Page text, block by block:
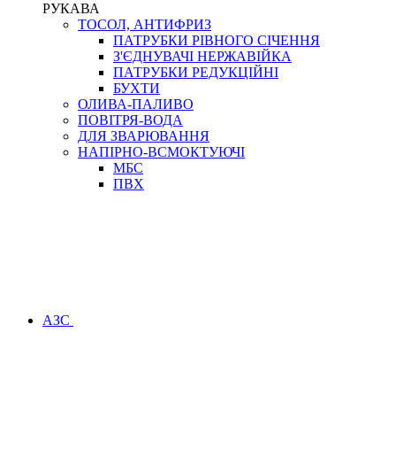
РУКАВА
ТОСОЛ, АНТИФРИЗ
ПАТРУБКИ РІВНОГО СІЧЕННЯ
З'ЄДНУВАЧІ НЕРЖАВІЙКА
ПАТРУБКИ РЕДУКЦІЙНІ
БУХТИ
ОЛИВА-ПАЛИВО
ПОВІТРЯ-ВОДА
ДЛЯ ЗВАРЮВАННЯ
НАПІРНО-ВСМОКТУЮЧІ
МБС
ПВХ
АЗС